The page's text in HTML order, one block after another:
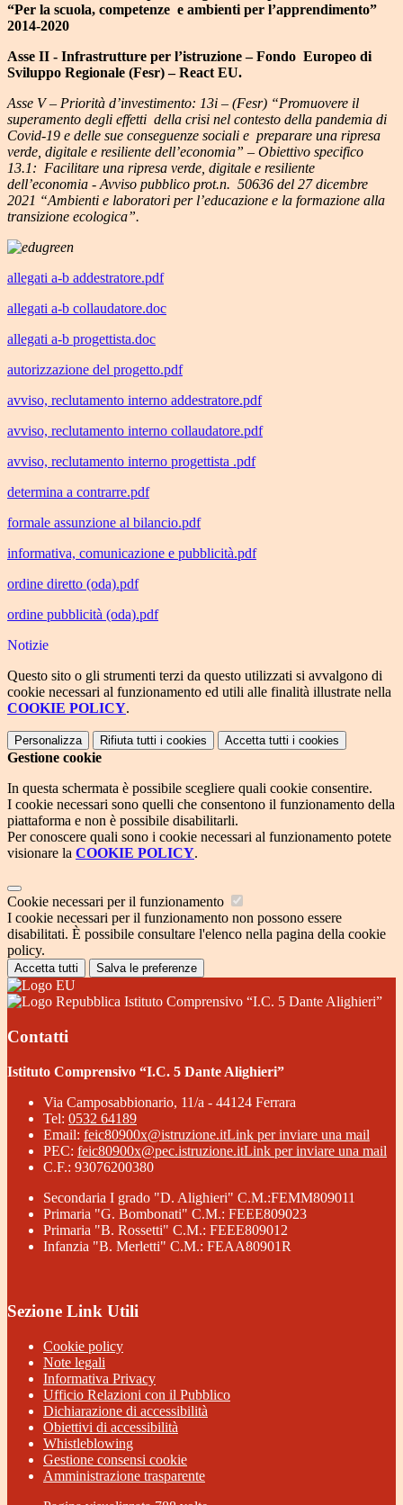
“Per la scuola, competenze e ambienti per l’apprendimento”
2014-2020
Asse II - Infrastrutture per l’istruzione – Fondo Europeo di
Sviluppo Regionale (Fesr) – React EU.
Asse V – Priorità d’investimento: 13i – (Fesr) “Promuovere il
superamento degli effetti della crisi nel contesto della pandemia di
Covid-19 e delle sue conseguenze sociali e preparare una ripresa
verde, digitale e resiliente dell’economia” – Obiettivo specifico
13.1: Facilitare una ripresa verde, digitale e resiliente
dell’economia - Avviso pubblico prot.n. 50636 del 27 dicembre
2021 “Ambienti e laboratori per l’educazione e la formazione alla
transizione ecologica”.
allegati a-b addestratore.pdf
allegati a-b collaudatore.doc
allegati a-b progettista.doc
autorizzazione del progetto.pdf
avviso, reclutamento interno addestratore.pdf
avviso, reclutamento interno collaudatore.pdf
avviso, reclutamento interno progettista .pdf
determina a contrarre.pdf
formale assunzione al bilancio.pdf
informativa, comunicazione e pubblicità.pdf
ordine diretto (oda).pdf
ordine pubblicità (oda).pdf
Notizie
Questo sito o gli strumenti terzi da questo utilizzati si avvalgono di
cookie necessari al funzionamento ed utili alle finalità illustrate nella
COOKIE POLICY.
Personalizza Rifiuta tutti i cookies Accetta tutti i cookies
Gestione cookie
In questa schermata è possibile scegliere quali cookie consentire.
I cookie necessari sono quelli che consentono il funzionamento della
piattaforma e non è possibile disabilitarli.
Per conoscere quali sono i cookie necessari al funzionamento potete
visionare la COOKIE POLICY.
Cookie necessari per il funzionamento
I cookie necessari per il funzionamento non possono essere
disabilitati. È possibile consultare l'elenco nella pagina della cookie
policy.
Accetta tutti Salva le preferenze
Istituto Comprensivo “I.C. 5 Dante Alighieri”
Contatti
Istituto Comprensivo “I.C. 5 Dante Alighieri”
Via Camposabbionario, 11/a - 44124 Ferrara
Tel: 0532 64189
Email: feic80900x@istruzione.itLink per inviare una mail
PEC: feic80900x@pec.istruzione.itLink per inviare una mail
C.F.: 93076200380
Secondaria I grado "D. Alighieri" C.M.:FEMM809011
Primaria "G. Bombonati" C.M.: FEEE809023
Primaria "B. Rossetti" C.M.: FEEE809012
Infanzia "B. Merletti" C.M.: FEAA80901R
Sezione Link Utili
Cookie policy
Note legali
Informativa Privacy
Ufficio Relazioni con il Pubblico
Dichiarazione di accessibilità
Obiettivi di accessibilità
Whistleblowing
Gestione consensi cookie
Amministrazione trasparente